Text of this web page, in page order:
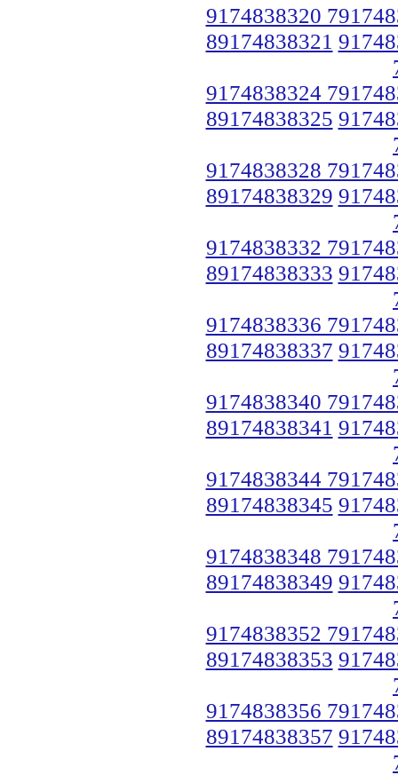
9174838320
89174838321
9174838324
89174838325
9174838328
89174838329
9174838332
89174838333
9174838336
89174838337
9174838340
89174838341
9174838344
89174838345
9174838348
89174838349
9174838352
89174838353
9174838356
89174838357